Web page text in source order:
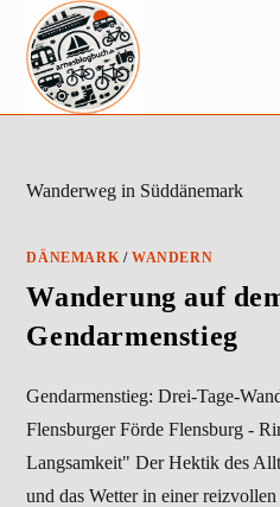
Inhalt
springen
Wanderweg in Süddänemark
DÄNEMARK/WANDERN
Wanderung auf
Gendarmenstieg
Gendarmenstieg: Drei-Tage-
Flensburger Förde Flensburg -
Langsamkeit" Der Hektik des
und das Wetter in einer